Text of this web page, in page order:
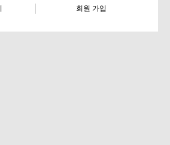
회원 가입